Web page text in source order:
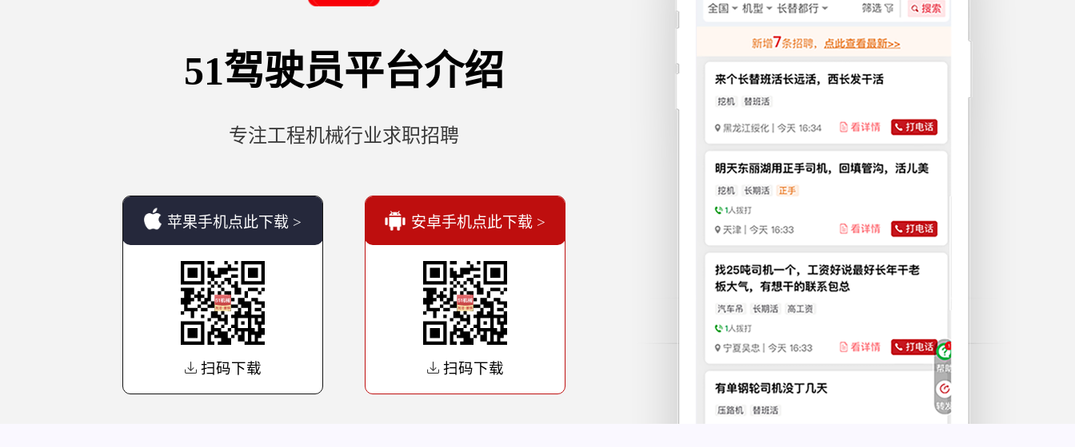
51驾驶员平台介绍
专注工程机械行业求职招聘
苹果手机点此下载 >
扫码下载
安卓手机点此下载 >
扫码下载